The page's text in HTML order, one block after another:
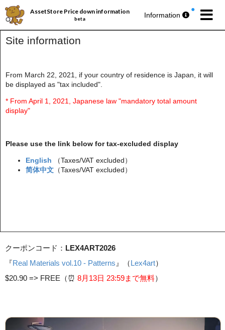
Site information
From March 22, 2021, if your country of residence is Japan, it will
be displayed as "tax included".
* From April 1, 2021, Japanese law "mandatory total amount
display"
Please use the link below for tax-excluded display
English
（Taxes/VAT excluded）
简体中文 （Taxes/VAT excluded）
AssetStore Price down information
beta Information
パブリッシャー丸ごとセール第193弾
今週の 無料アセットプレゼント🎁
クーポンコード： LEX4ART2026
『Real Materials vol.10 - Patterns 』（Lex4art）
$20.90 => FREE（⏰️ 8月13日 23:59まで無料）